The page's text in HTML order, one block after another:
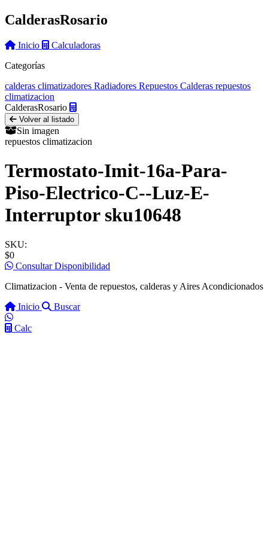
CalderasRosario
Inicio
Calculadoras
Categorías
calderas climatizadores Radiadores Repuestos Calderas repuestos
climatizacion
CalderasRosario
Volver al listado
Sin imagen
repuestos climatizacion
Termostato-Imit-16a-Para-
Piso-Electrico-C--Luz-E-
Interruptor sku10648
SKU:
$0
Consultar Disponibilidad
Climatizacion - Venta de repuestos, calderas y Aires Acondicionados
Inicio
Buscar
Calc